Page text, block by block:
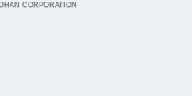
CORPORATION